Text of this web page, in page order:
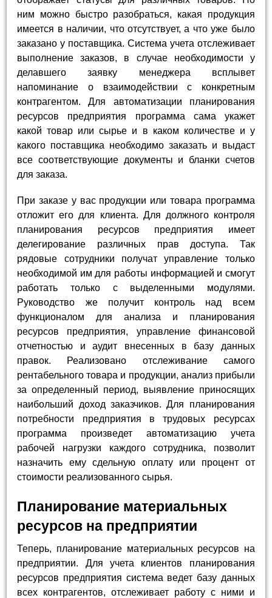
ним можно быстро разобраться, какая продукция
имеется в наличии, что отсутствует, а что уже было
заказано у поставщика. Система учета отслеживает
выполнение заказов, в случае необходимости у
делавшего заявку менеджера всплывет
напоминание о взаимодействии с конкретным
контрагентом. Для автоматизации планирования
ресурсов предприятия программа сама укажет
какой товар или сырье и в каком количестве и у
какого поставщика необходимо заказать и выдаст
все соответствующие документы и бланки счетов
для заказа.
При заказе у вас продукции или товара программа
отложит его для клиента. Для должного контроля
планирования ресурсов предприятия имеет
делегирование различных прав доступа. Так
рядовые сотрудники получат управление только
необходимой им для работы информацией и смогут
работать только с выделенными модулями.
Руководство же получит контроль над всем
функционалом для анализа и планирования
ресурсов предприятия, управление финансовой
отчетностью и аудит внесенных в базу данных
правок. Реализовано отслеживание самого
рентабельного товара и продукции, анализ прибыли
за определенный период, выявление приносящих
наибольший доход заказчиков. Для планирования
потребности предприятия в трудовых ресурсах
программа произведет автоматизацию учета
рабочей нагрузки каждого сотрудника, позволит
назначить ему сдельную оплату или процент от
стоимости реализованного сырья.
Планирование материальных
ресурсов на предприятии
Теперь, планирование материальных ресурсов на
предприятии. Для учета клиентов планирования
ресурсов предприятия система ведет базу данных
всех контрагентов, отслеживает работу с ними и